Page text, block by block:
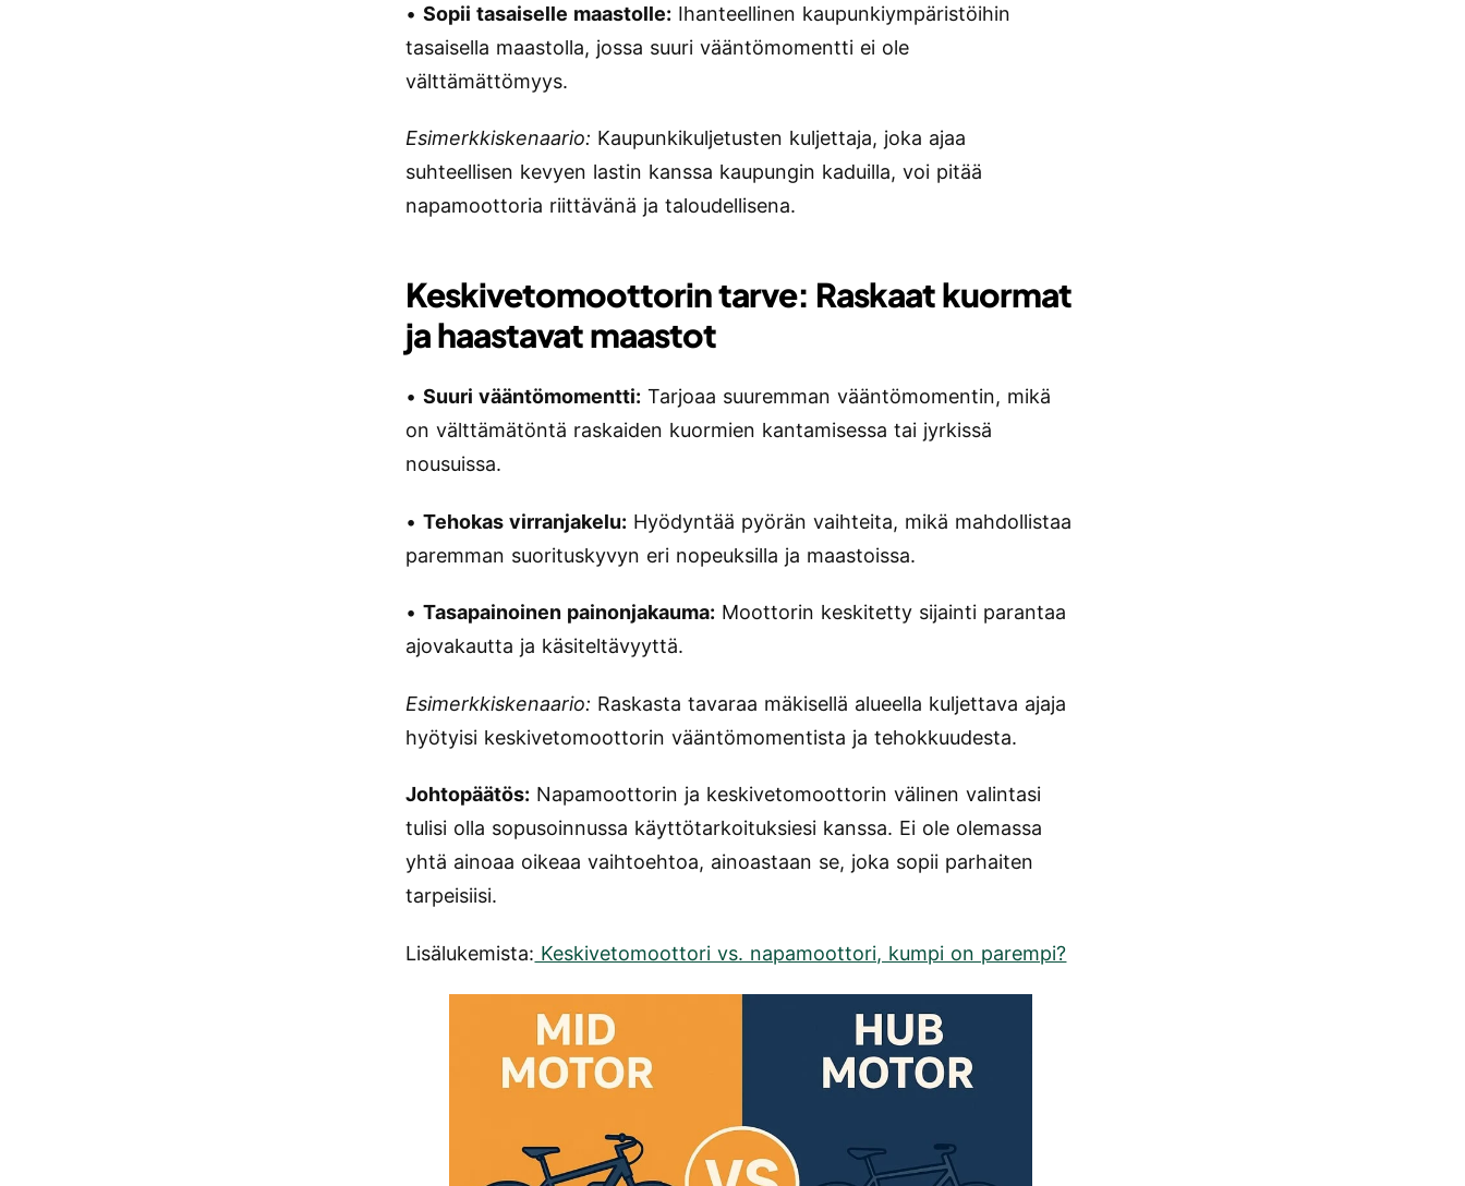
•Sopii tasaiselle maastolle: Ihanteellinen kaupunkiympäristöihin
tasaisella maastolla, jossa suuri vääntömomentti ei ole
välttämättömyys.
Esimerkkiskenaario: Kaupunkikuljetusten kuljettaja, joka ajaa
suhteellisen kevyen lastin kanssa kaupungin kaduilla, voi pitää
napamoottoria riittävänä ja taloudellisena.
Keskivetomoottorin tarve: Raskaat kuormat
ja haastavat maastot
•Suuri vääntömomentti: Tarjoaa suuremman vääntömomentin, mikä
on välttämätöntä raskaiden kuormien kantamisessa tai jyrkissä
nousuissa.
•Tehokas virranjakelu: Hyödyntää pyörän vaihteita, mikä mahdollistaa
paremman suorituskyvyn eri nopeuksilla ja maastoissa.
•Tasapainoinen painonjakauma: Moottorin keskitetty sijainti parantaa
ajovakautta ja käsiteltävyyttä.
Esimerkkiskenaario: Raskasta tavaraa mäkisellä alueella kuljettava ajaja
hyötyisi keskivetomoottorin vääntömomentista ja tehokkuudesta.
Johtopäätös: Napamoottorin ja keskivetomoottorin välinen valintasi
tulisi olla sopusoinnussa käyttötarkoituksiesi kanssa. Ei ole olemassa
yhtä ainoaa oikeaa vaihtoehtoa, ainoastaan se, joka sopii parhaiten
tarpeisiisi.
Lisälukemista: Keskivetomoottori vs. napamoottori, kumpi on parempi?